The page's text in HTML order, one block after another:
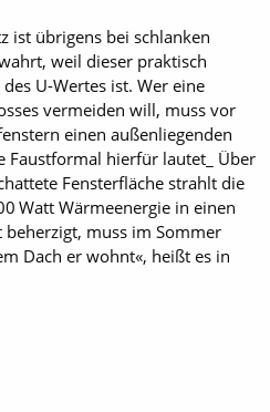
ist übrigens bei schlanken
weil dieser praktisch
U-Wertes ist. Wer eine
vermeiden will, muss vor
einen außenliegenden
Faustformal hierfür lautet_ Über
Fensterfläche strahlt die
Watt Wärmeenergie in einen
beherzigt, muss im Sommer
Dach er wohnt«, heißt es in